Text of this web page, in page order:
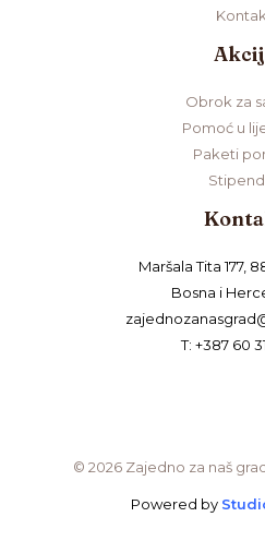
Obrok za
Pomoć u
Paketi
Maršala Tita 177,
Bosna i
T: +387 60
© 2026 Zajedno za naš
Powered by